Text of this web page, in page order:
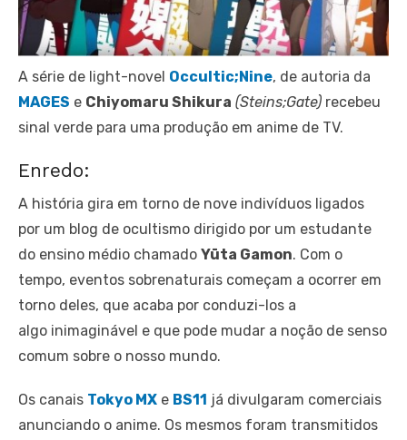
A série de light-novel Occultic;Nine, de autoria da
MAGES e Chiyomaru Shikura (Steins;Gate) recebeu
sinal verde para uma produção em anime de TV.
Enredo:
A história gira em torno de nove indivíduos ligados
por um blog de ocultismo dirigido por um estudante
do ensino médio chamado Yūta Gamon. Com o
tempo, eventos sobrenaturais começam a ocorrer em
torno deles, que acaba por conduzi-los a
algo inimaginável e que pode mudar a noção de senso
comum sobre o nosso mundo.
Os canais Tokyo MX e BS11 já divulgaram comerciais
anunciando o anime. Os mesmos foram transmitidos